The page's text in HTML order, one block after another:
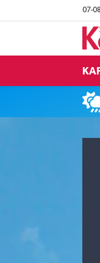
07-
BİLİŞİM
DESTEK-